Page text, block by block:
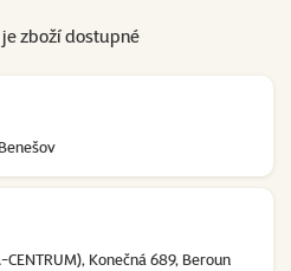
zboží dostupné
Konečná 689, Beroun